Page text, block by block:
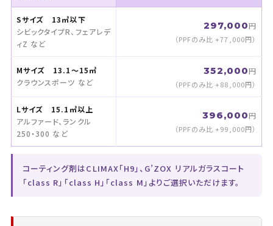
Sサイズ 13㎥以下
シビックタイプR、フェアレデ
ィZ など
297,000円
（PPFのみ比 +77,000円）
Mサイズ 13.1〜15㎥
クラウンスポーツ など
352,000円
（PPFのみ比 +88,000円）
Lサイズ 15.1㎥以上
アルファード、ランクル
250・300 など
396,000円
（PPFのみ比 +99,000円）
コーティング剤はCLIMAX「H9」、G’ZOX リアルガラスコート
「class R」「class H」「class M」よりご選択いただけます。